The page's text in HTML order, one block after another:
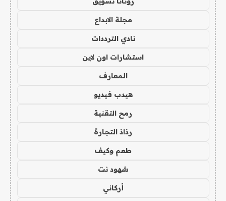
مجلة الابداع
نادي الترددات
استشارات اون لاين
المعارف
هيدب فيديو
رمح التقنية
رذاذ التجارة
طعم وكيف
شهود نت
أركاني